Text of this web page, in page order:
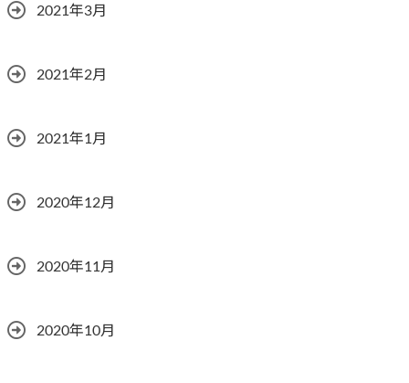
2021年3月
2021年2月
2021年1月
2020年12月
2020年11月
2020年10月